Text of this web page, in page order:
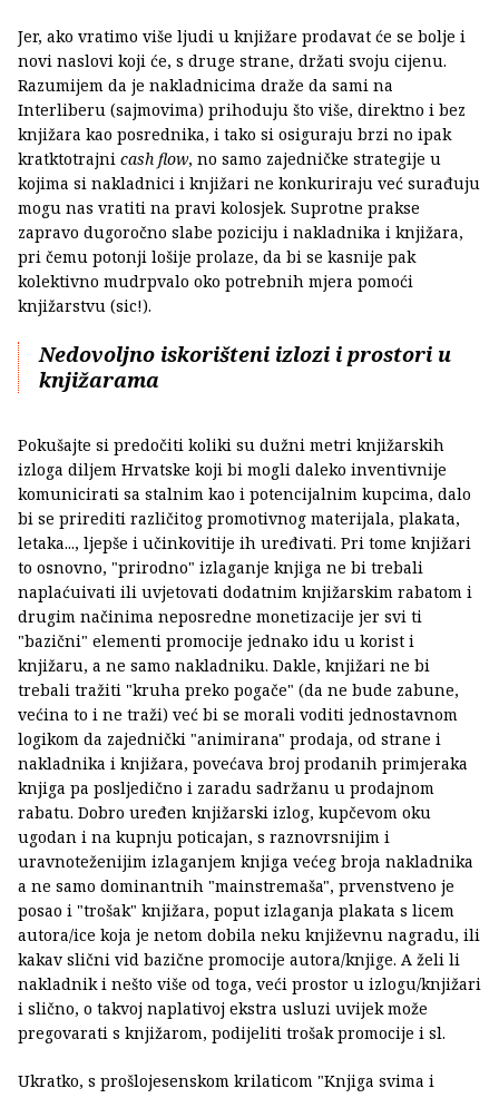
Jer, ako vratimo više ljudi u knjižare prodavat će se bolje i
novi naslovi koji će, s druge strane, držati svoju cijenu.
Razumijem da je nakladnicima draže da sami na
Interliberu (sajmovima) prihoduju što više, direktno i bez
knjižara kao posrednika, i tako si osiguraju brzi no ipak
kratktotrajni cash flow, no samo zajedničke strategije u
kojima si nakladnici i knjižari ne konkuriraju već surađuju
mogu nas vratiti na pravi kolosjek. Suprotne prakse
zapravo dugoročno slabe poziciju i nakladnika i knjižara,
pri čemu potonji lošije prolaze, da bi se kasnije pak
kolektivno mudrpvalo oko potrebnih mjera pomoći
knjižarstvu (sic!).
Nedovoljno iskorišteni izlozi i prostori u
knjižarama
Pokušajte si predočiti koliki su dužni metri knjižarskih
izloga diljem Hrvatske koji bi mogli daleko inventivnije
komunicirati sa stalnim kao i potencijalnim kupcima, dalo
bi se prirediti različitog promotivnog materijala, plakata,
letaka..., ljepše i učinkovitije ih uređivati. Pri tome knjižari
to osnovno, "prirodno" izlaganje knjiga ne bi trebali
naplaćuivati ili uvjetovati dodatnim knjižarskim rabatom i
drugim načinima neposredne monetizacije jer svi ti
"bazični" elementi promocije jednako idu u korist i
knjižaru, a ne samo nakladniku. Dakle, knjižari ne bi
trebali tražiti "kruha preko pogače" (da ne bude zabune,
većina to i ne traži) već bi se morali voditi jednostavnom
logikom da zajednički "animirana" prodaja, od strane i
nakladnika i knjižara, povećava broj prodanih primjeraka
knjiga pa posljedično i zaradu sadržanu u prodajnom
rabatu. Dobro uređen knjižarski izlog, kupčevom oku
ugodan i na kupnju poticajan, s raznovrsnijim i
uravnoteženijim izlaganjem knjiga većeg broja nakladnika
a ne samo dominantnih "mainstremaša", prvenstveno je
posao i "trošak" knjižara, poput izlaganja plakata s licem
autora/ice koja je netom dobila neku književnu nagradu, ili
kakav slični vid bazične promocije autora/knjige. A želi li
nakladnik i nešto više od toga, veći prostor u izlogu/knjižari
i slično, o takvoj naplativoj ekstra usluzi uvijek može
pregovarati s knjižarom, podijeliti trošak promocije i sl.
Ukratko, s prošlojesenskom krilaticom "Knjiga svima i